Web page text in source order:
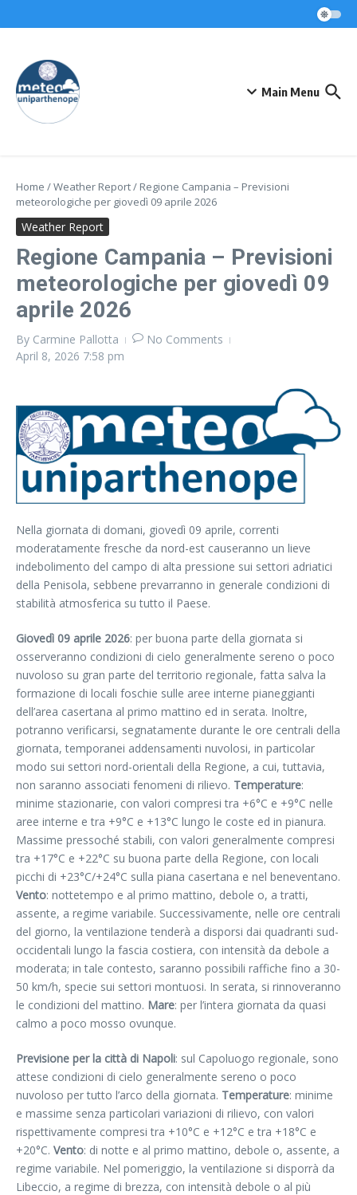
Main Menu
Home /Weather Report/ Regione Campania – Previsioni
meteorologiche per giovedì 09 aprile 2026
Weather Report
Regione Campania – Previsioni
meteorologiche per giovedì 09
aprile 2026
By Carmine Pallotta
No Comments
April 8, 2026 7:58 pm
Nella giornata di domani, giovedì 09 aprile, correnti
moderatamente fresche da nord-est causeranno un lieve
indebolimento del campo di alta pressione sui settori adriatici
della Penisola, sebbene prevarranno in generale condizioni di
stabilità atmosferica su tutto il Paese.
Giovedì 09 aprile 2026: per buona parte della giornata si
osserveranno condizioni di cielo generalmente sereno o poco
nuvoloso su gran parte del territorio regionale, fatta salva la
formazione di locali foschie sulle aree interne pianeggianti
dell’area casertana al primo mattino ed in serata. Inoltre,
potranno verificarsi, segnatamente durante le ore centrali della
giornata, temporanei addensamenti nuvolosi, in particolar
modo sui settori nord-orientali della Regione, a cui, tuttavia,
non saranno associati fenomeni di rilievo. Temperature:
minime stazionarie, con valori compresi tra +6°C e +9°C nelle
aree interne e tra +9°C e +13°C lungo le coste ed in pianura.
Massime pressoché stabili, con valori generalmente compresi
tra +17°C e +22°C su buona parte della Regione, con locali
picchi di +23°C/+24°C sulla piana casertana e nel beneventano.
Vento: nottetempo e al primo mattino, debole o, a tratti,
assente, a regime variabile. Successivamente, nelle ore centrali
del giorno, la ventilazione tenderà a disporsi dai quadranti sud-
occidentali lungo la fascia costiera, con intensità da debole a
moderata; in tale contesto, saranno possibili raffiche fino a 30-
50 km/h, specie sui settori montuosi. In serata, si rinnoveranno
le condizioni del mattino. Mare: per l’intera giornata da quasi
calmo a poco mosso ovunque.
Previsione per la città di Napoli: sul Capoluogo regionale, sono
attese condizioni di cielo generalmente sereno o poco
nuvoloso per tutto l’arco della giornata. Temperature: minime
e massime senza particolari variazioni di rilievo, con valori
rispettivamente compresi tra +10°C e +12°C e tra +18°C e
+20°C. Vento: di notte e al primo mattino, debole o, assente, a
regime variabile. Nel pomeriggio, la ventilazione si disporrà da
Libeccio, a regime di brezza, con intensità debole o al più